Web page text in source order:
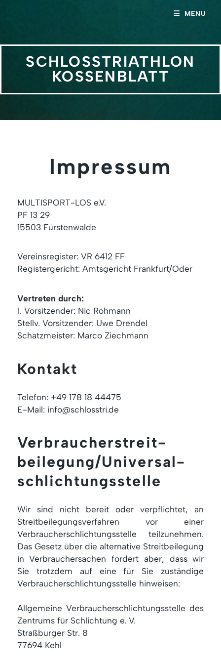
SCHLOSSTRIATHLON
KOSSENBLATT
Impressum
MULTISPORT-LOS e.V.
PF 13 29
15503 Fürstenwalde
Vereinsregister: VR 6412 FF
Registergericht: Amtsgericht Frankfurt/Oder
Vertreten durch:
1. Vorsitzender: Nic Rohmann
Stellv. Vorsitzender: Uwe Drendel
Schatzmeister: Marco Ziechmann
Kontakt
Telefon: +49 178 18 44475
E-Mail: info@schlosstri.de
Verbraucher­streit­
beilegung/Universal­
schlichtungs­stelle
Wir sind nicht bereit oder verpflichtet, an
Streitbeilegungsverfahren vor einer
Verbraucherschlichtungsstelle teilzunehmen.
Das Gesetz über die alternative Streitbeilegung
in Verbrauchersachen fordert aber, dass wir
Sie trotzdem auf eine für Sie zuständige
Verbraucherschlichtungsstelle hinweisen:
Allgemeine Verbraucherschlichtungsstelle des
Zentrums für Schlichtung e. V.
Straßburger Str. 8
77694 Kehl
MENU